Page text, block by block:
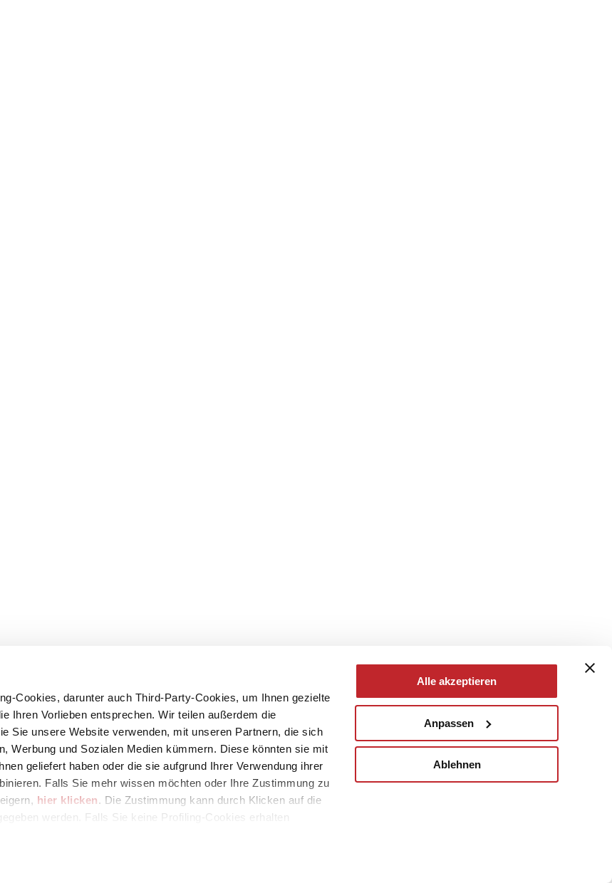
Cookies, darunter auch Third-Party-Cookies, um Ihnen gezielte
Ihren Vorlieben entsprechen. Wir teilen außerdem die
Sie unsere Website verwenden, mit unseren Partnern, die sich
Werbung und Sozialen Medien kümmern. Diese könnten sie mit
geliefert haben oder die sie aufgrund Ihrer Verwendung ihrer
Falls Sie mehr wissen möchten oder Ihre Zustimmung zu
hier klicken. Die Zustimmung kann durch Klicken auf die
werden. Falls Sie keine Profiling-Cookies erhalten
Alle akzeptieren
Anpassen
Ablehnen